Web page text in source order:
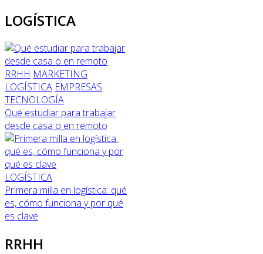
LOGÍSTICA
RRHH MARKETING
LOGÍSTICA EMPRESAS
TECNOLOGÍA
Qué estudiar para trabajar
desde casa o en remoto
LOGÍSTICA
Primera milla en logística: qué
es, cómo funciona y por qué
es clave
RRHH